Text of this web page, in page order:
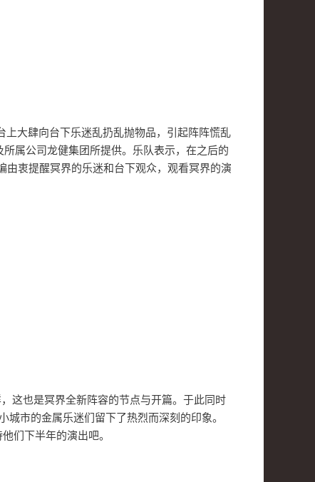
上大肆向台下乐迷乱扔乱抛物品，引起阵阵慌乱
属公司龙健集团所提供。乐队表示，在之后的
衷提醒冥界的乐迷和台下观众，观看冥界的演
这也是冥界全新阵容的节点与开篇。于此同时
市的金属乐迷们留下了热烈而深刻的印象。
们下半年的演出吧。